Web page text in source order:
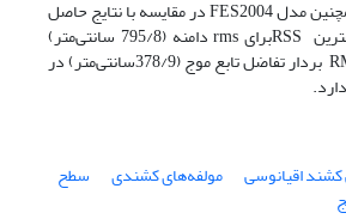
سانتی‌متر)، است و همچنین مدل FES2004 در مقایسه با نتایج حاصل
از نرم‌افزار فورمن کمترین RSSبرای rms دامنه (795/8 سانتی‌متر)
وکمترین RSS برایRMS بردار تفاضل تابع موج (378/9سانتی‌متر) در
اقیانوسی مولفه‌های کشندی سطح